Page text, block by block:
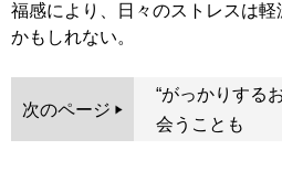
福感により、日々のストレスは
かもしれない。
次のページ
“がっかりする
会うことも